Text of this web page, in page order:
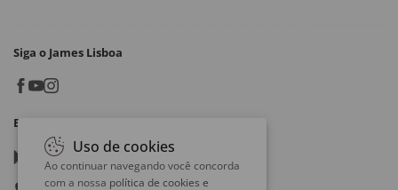
Siga o James Lisboa
Baixe o App
Google play
App store
Uso de cookies
Ao continuar navegando você concorda
com a nossa política de cookies e